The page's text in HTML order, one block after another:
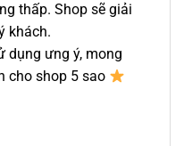
thấp. Shop sẽ giải
khách.
dụng ưng ý, mong
cho shop 5 sao